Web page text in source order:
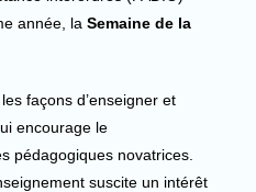
année, la Semaine de la
façons d’enseigner et
encourage le
pédagogiques novatrices.
suscite un intérêt